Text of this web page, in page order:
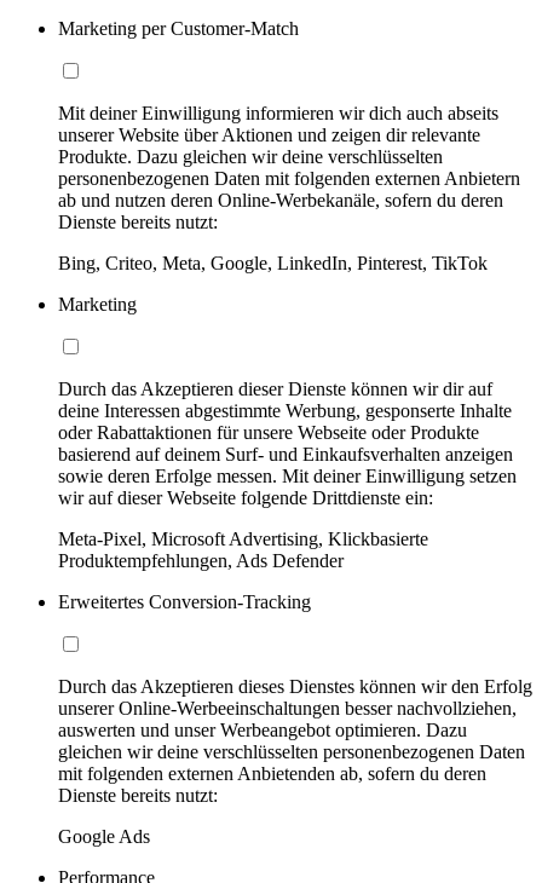
Marketing per Customer-Match
Mit deiner Einwilligung informieren wir dich auch abseits
unserer Website über Aktionen und zeigen dir relevante
Produkte. Dazu gleichen wir deine verschlüsselten
personenbezogenen Daten mit folgenden externen Anbietern
ab und nutzen deren Online-Werbekanäle, sofern du deren
Dienste bereits nutzt:
Bing, Criteo, Meta, Google, LinkedIn, Pinterest, TikTok
Marketing
Durch das Akzeptieren dieser Dienste können wir dir auf
deine Interessen abgestimmte Werbung, gesponserte Inhalte
oder Rabattaktionen für unsere Webseite oder Produkte
basierend auf deinem Surf- und Einkaufsverhalten anzeigen
sowie deren Erfolge messen. Mit deiner Einwilligung setzen
wir auf dieser Webseite folgende Drittdienste ein:
Meta-Pixel, Microsoft Advertising, Klickbasierte
Produktempfehlungen, Ads Defender
Erweitertes Conversion-Tracking
Durch das Akzeptieren dieses Dienstes können wir den Erfolg
unserer Online-Werbeeinschaltungen besser nachvollziehen,
auswerten und unser Werbeangebot optimieren. Dazu
gleichen wir deine verschlüsselten personenbezogenen Daten
mit folgenden externen Anbietenden ab, sofern du deren
Dienste bereits nutzt:
Google Ads
Performance